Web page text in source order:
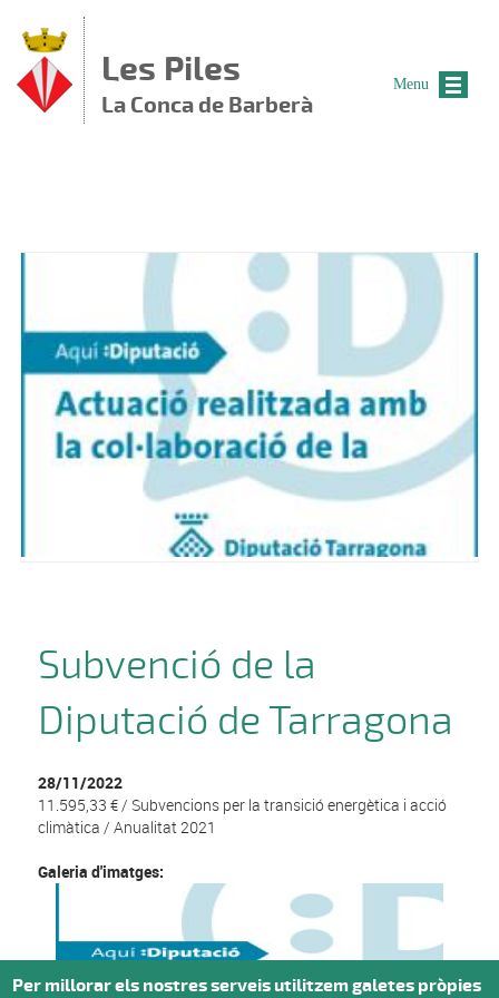
Les Piles
La Conca de Barberà
Subvenció de la
Diputació de Tarragona
28/11/2022
11.595,33 € / Subvencions per la transició energètica i acció
climàtica / Anualitat 2021
Galeria d'imatges:
Menu
Per millorar els nostres serveis utilitzem galetes pròpies